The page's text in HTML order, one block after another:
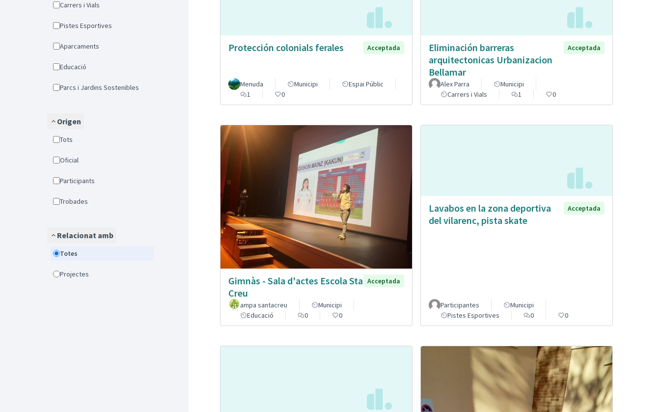
Carrers i Vials
Pistes Esportives
Aparcaments
Educació
Parcs i Jardins Sostenibles
Origen
Tots
Oficial
Participants
Trobades
Relacionat amb
Totes
Projectes
Protección colonials ferales Acceptada
Menuda Municipi
Espai Públic
1
0
Eliminación barreras
arquitectonicas Urbanizacion
Bellamar
Acceptada
Alex Parra
Municipi
Carrers i Vials
1 0
Gimnàs - Sala d'actes Escola Sta
Creu
Acceptada
ampa santacreu
Municipi
Educació
0 0
Lavabos en la zona deportiva
del vilarenc, pista skate
Acceptada
Participantes
Municipi
Pistes Esportives
0 0